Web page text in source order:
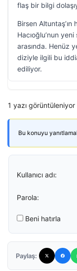
flaş bir bilgi
Birsen
Hacıoğlu’nun
arasında. Henüz
diziyle ilgili bu
ediliyor.
1 yazı
Bu konuyu
Kullanıcı adı:
Parola:
Beni hatırla
Paylaş: